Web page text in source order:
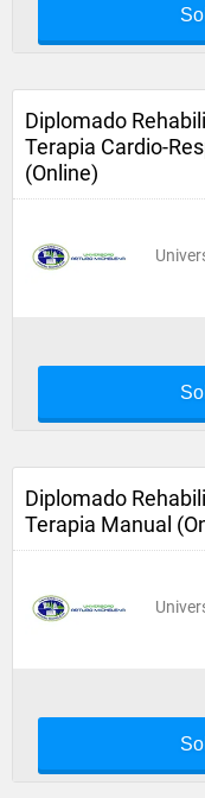
Diplomado
Terapia Cardio-
(Online)
Diplomado
Terapia Manual